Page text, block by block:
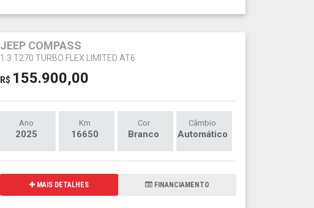
JEEP COMPASS
1.3 T270 TURBO FLEX LIMITED AT6
R$ 155.900,00
Ano
2025
Km
16650
Cor
Branco
Câmbio
Automático
MAIS DETALHES FINANCIAMENTO